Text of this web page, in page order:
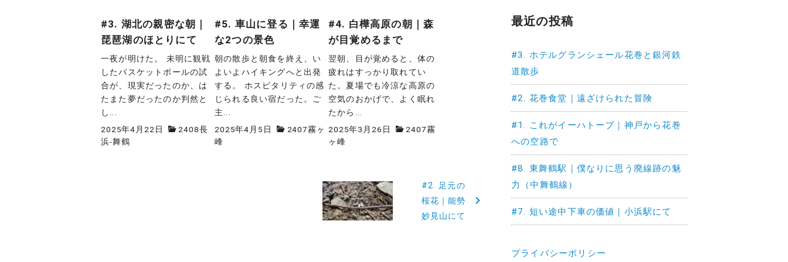
#3. 湖北の親密な朝｜
琵琶湖のほとりにて
一夜が明けた。 未明に観戦
したバスケットボールの試
合が、現実だったのか、は
たまた夢だったのか判然と
し...
2025年4月22日
2408長
浜-舞鶴
#5. 車山に登る｜幸運
な2つの景色
朝の散歩と朝食を終え、い
よいよハイキングへと出発
する。 ホスピタリティの感
じられる良い宿だった。ご
主...
2025年4月5日
2407霧ヶ
峰
#4. 白樺高原の朝｜森
が目覚めるまで
翌朝、目が覚めると、体の
疲れはすっかり取れてい
た。夏場でも冷涼な高原の
空気のおかげで、よく眠れ
たから...
2025年3月26日
2407霧
ヶ峰
#2. 足元の
桜花｜能勢
妙見山にて
最近の投稿
#3. ホテルグランシェール花巻と銀河鉄
道散歩
#2. 花巻食堂｜遠ざけられた冒険
#1. これがイーハトーブ｜神戸から花巻
への空路で
#8. 東舞鶴駅｜僕なりに思う廃線跡の魅
力（中舞鶴線）
#7. 短い途中下車の価値｜小浜駅にて
プライバシーポリシー